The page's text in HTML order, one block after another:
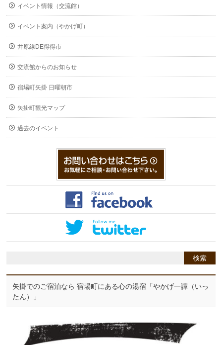
イベント情報（交流館）
イベント案内（やかげ町）
井原線DE得得市
交流館からのお知らせ
宿場町矢掛 日曜朝市
矢掛町観光マップ
過去のイベント
矢掛でのご宿泊なら 宿場町にある心の湯宿「やかげ一譚（いっ
たん）」